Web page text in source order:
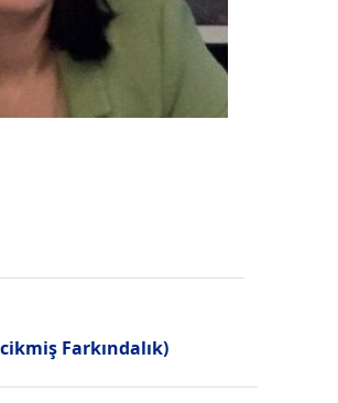
Farkındalık)